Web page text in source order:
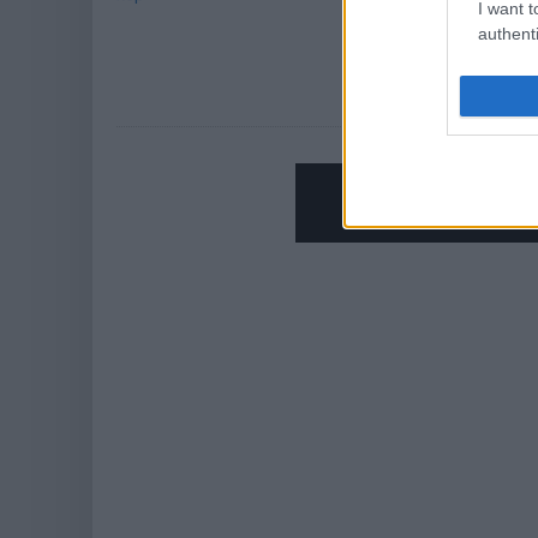
I want
potential, and
specifically for